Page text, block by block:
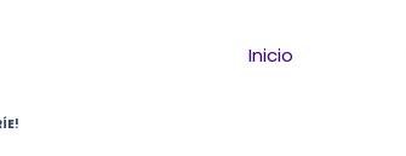
Inicio